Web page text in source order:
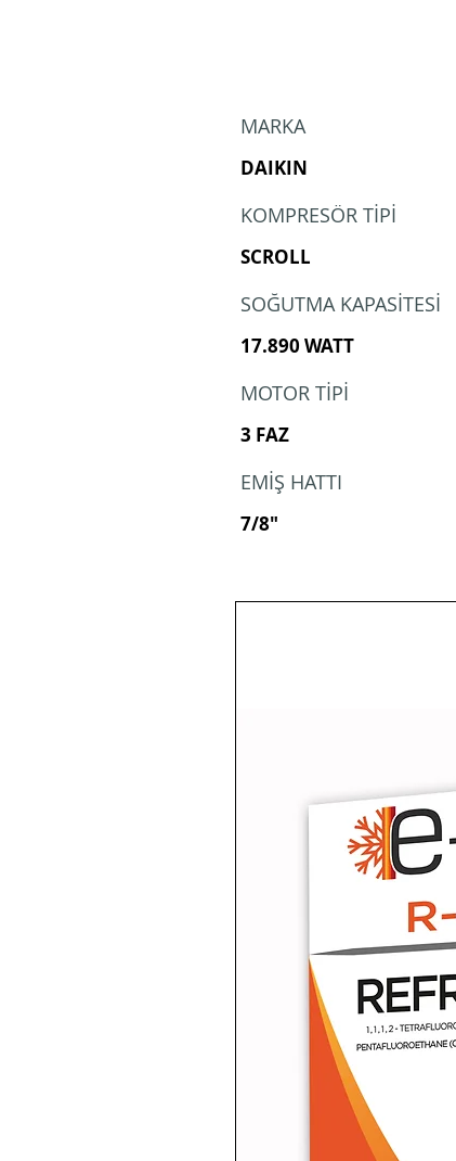
MARKA
DAIKIN
KOMPRESÖR TİPİ
SCROLL
SOĞUTMA KAPASİTESİ
17.890 WATT
MOTOR TİPİ
3 FAZ
EMİŞ HATTI
7/8"